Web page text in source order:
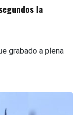
la
grabado a plena